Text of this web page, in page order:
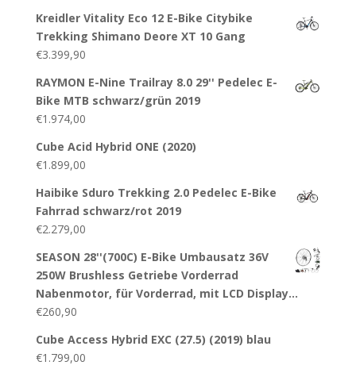
Kreidler Vitality Eco 12 E-Bike Citybike
Trekking Shimano Deore XT 10 Gang
€3.399,90
RAYMON E-Nine Trailray 8.0 29'' Pedelec E-
Bike MTB schwarz/grün 2019
€1.974,00
Cube Acid Hybrid ONE (2020)
€1.899,00
Haibike Sduro Trekking 2.0 Pedelec E-Bike
Fahrrad schwarz/rot 2019
€2.279,00
SEASON 28''(700C) E-Bike Umbausatz 36V
250W Brushless Getriebe Vorderrad
Nabenmotor, für Vorderrad, mit LCD Display…
€260,90
Cube Access Hybrid EXC (27.5) (2019) blau
€1.799,00